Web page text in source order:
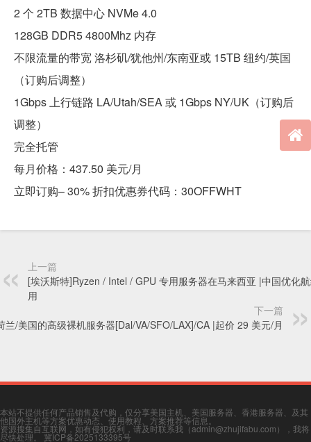
2 个 2TB 数据中心 NVMe 4.0
128GB DDR5 4800Mhz 内存
不限流量的带宽 洛杉矶/犹他州/东南亚或 15TB 纽约/英国
（订购后调整）
1Gbps 上行链路 LA/Utah/SEA 或 1Gbps NY/UK（订购后
调整）
完全托管
每月价格：437.50 美元/月
立即订购– 30% 折扣优惠券代码：30OFFWHT
上一篇
[埃沃斯特]Ryzen / Intel / GPU 专用服务器在马来西亚 |中国优化
用
下一篇
兰/美国的高级裸机服务器[Dal/VA/SFO/LAX]/CA |起价 29 美元/月
本站不提供任何产品销售及代购，仅分享美国主机、美国服务器、香港服务器、及其
他国外主机等方案优惠动态、使用教程、方案推荐等信息。
资源搜集自互联网，如有侵犯权利，请及时联系我（admin@zhujifabu.com），我将
尽快处理。 冀ICP备2025133395号